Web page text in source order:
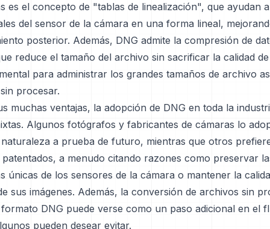
es el concepto de "tablas de linealización", que ayudan
del sensor de la cámara en una forma lineal,
posterior. Además, DNG admite la compresión de
reduce el tamaño del archivo sin sacrificar la calidad
para administrar los grandes tamaños de archivo
procesar.
muchas ventajas, la adopción de DNG en toda la
Algunos fotógrafos y fabricantes de cámaras lo
a prueba de futuro, mientras que otros
a menudo citando razones como preservar
únicas de los sensores de la cámara o mantener la
sus imágenes. Además, la conversión de archivos sin
DNG puede verse como un paso adicional en el
pueden desear evitar.